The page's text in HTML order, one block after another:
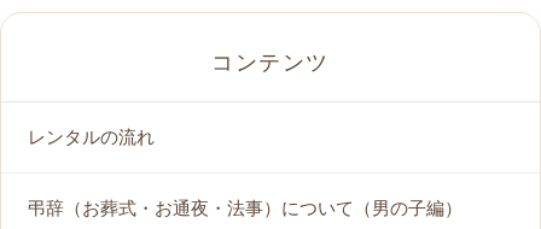
コンテンツ
レンタルの流れ
弔辞（お葬式・お通夜・法事）について（男の子編）